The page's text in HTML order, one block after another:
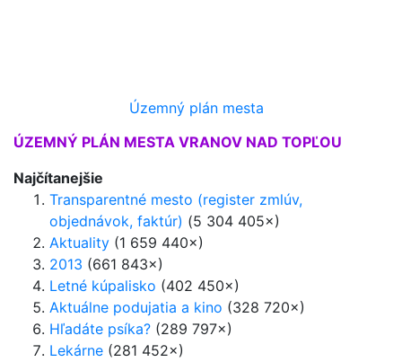
Územný plán mesta
ÚZEMNÝ PLÁN MESTA VRANOV NAD TOPĽOU
Najčítanejšie
Transparentné mesto (register zmlúv,
objednávok, faktúr) (5 304 405×)
Aktuality (1 659 440×)
2013 (661 843×)
Letné kúpalisko (402 450×)
Aktuálne podujatia a kino (328 720×)
Hľadáte psíka? (289 797×)
Lekárne (281 452×)